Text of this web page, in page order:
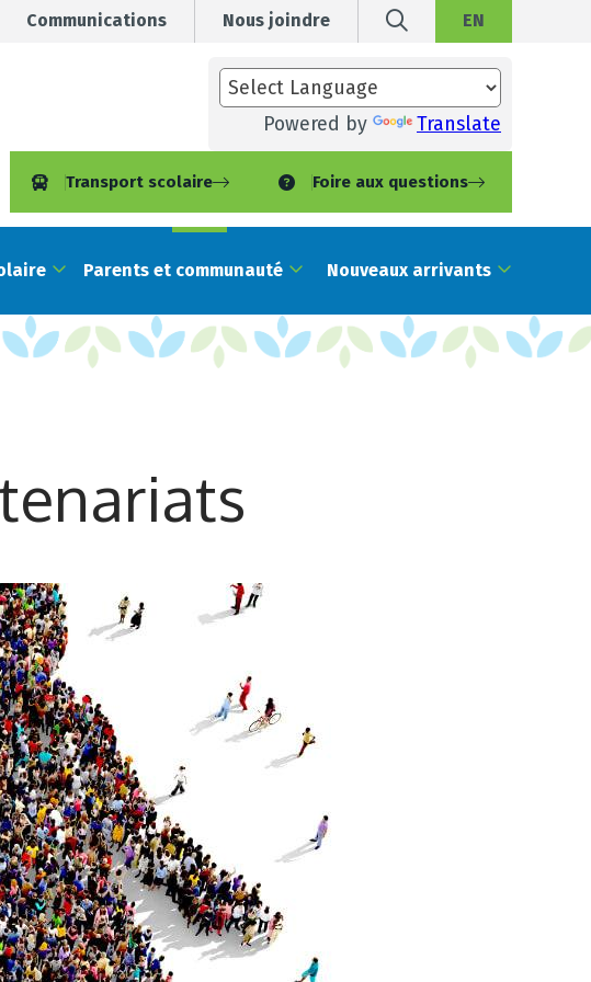
Communications Nous joindre EN
Powered by Translate
Transport scolaire Foire aux questions
Parents et communauté Nouveaux arrivants